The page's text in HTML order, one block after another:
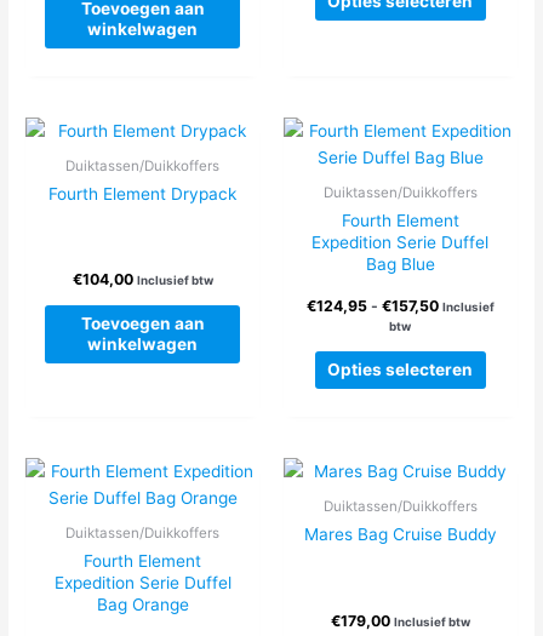
Toevoegen aan
winkelwagen
Deze
op
Duiktassen/Duikkoffers
Fourth Element Drypack
€104,00 Inclusief btw
Toevoegen aan
winkelwagen
Duiktassen/Duikkoffers
Fourth Element
Expedition Serie Duffel
Bag Blue
€124,95 - €157,50Prijsklasse:
€157,50
Inclusief
btw
Opties selecteren
Dit
kan
Duiktassen/Duikkoffers
Fourth Element
Expedition Serie Duffel
Bag Orange
Duiktassen/Duikkoffers
Mares Bag Cruise Buddy
€179,00 Inclusief btw